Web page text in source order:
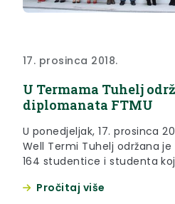
17. prosinca 2018.
U Termama Tuhelj
diplomanata FTMU
U ponedjeljak, 17. prosinca
Well Termi Tuhelj održana
164 studentice i studenta
Fakultetu za menadžment u
Pročitaj više